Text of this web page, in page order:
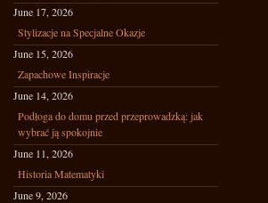
June 17, 2026
Stylizacje na Specjalne Okazje
June 15, 2026
Zapachowe Inspiracje
June 14, 2026
Podłoga do domu przed przeprowadzką: jak
wybrać ją spokojnie
June 11, 2026
Historia Matematyki
June 9, 2026